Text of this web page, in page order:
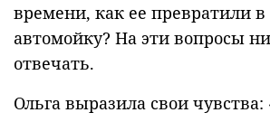
времени, как ее превратили
автомойку? На эти вопросы
отвечать.
Ольга выразила свои чувства: